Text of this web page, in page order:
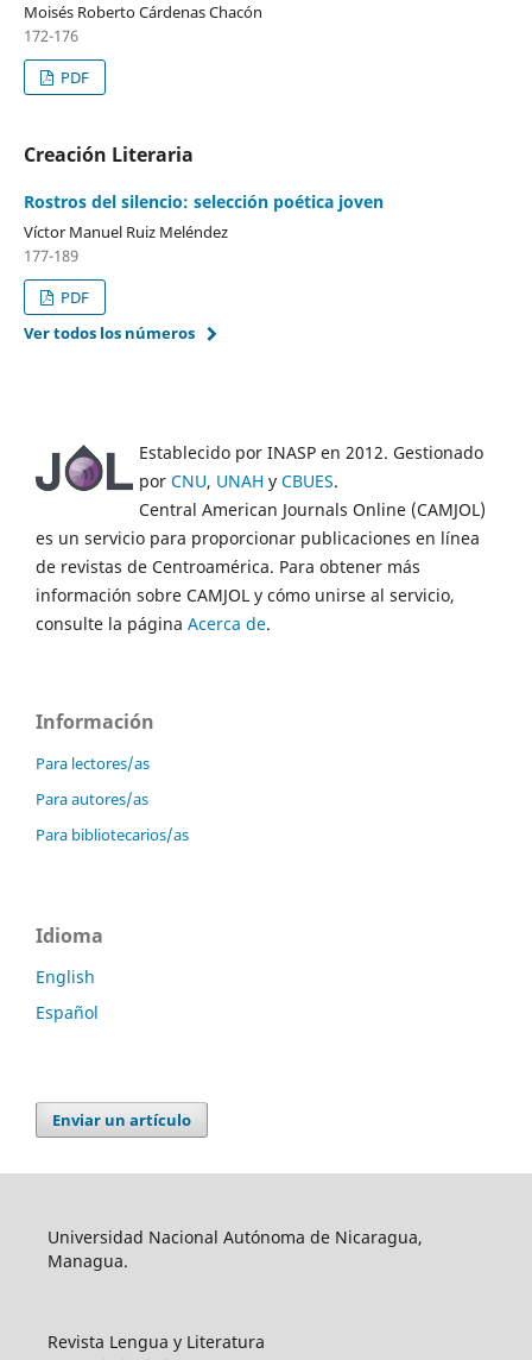
Moisés Roberto Cárdenas Chacón
172-176
PDF
Creación Literaria
Rostros del silencio: selección poética joven
Víctor Manuel Ruiz Meléndez
177-189
PDF
Ver todos los números
Establecido por INASP en 2012. Gestionado
por CNU, UNAH y CBUES.
Central American Journals Online (CAMJOL)
es un servicio para proporcionar publicaciones en línea
de revistas de Centroamérica. Para obtener más
información sobre CAMJOL y cómo unirse al servicio,
consulte la página Acerca de.
Información
Para lectores/as
Para autores/as
Para bibliotecarios/as
Idioma
English
Español
Enviar un artículo
Universidad Nacional Autónoma de Nicaragua,
Managua.
Revista Lengua y Literatura